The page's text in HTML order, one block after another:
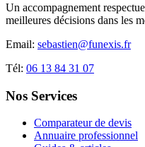
Un accompagnement
meilleures décisions dans les
Email: sebastien@funexis.fr
Tél: 06 13 84 31 07
Nos Services
Comparateur de devis
Annuaire professionnel